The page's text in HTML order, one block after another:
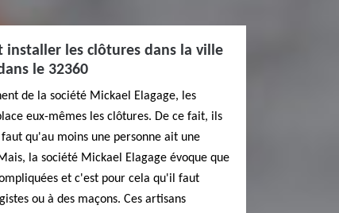
installer les clôtures dans la ville
le 32360
de la société Mickael Elagage, les
eux-mêmes les clôtures. De ce fait, ils
qu'au moins une personne ait une
la société Mickael Elagage évoque que
et c'est pour cela qu'il faut
ou à des maçons. Ces artisans